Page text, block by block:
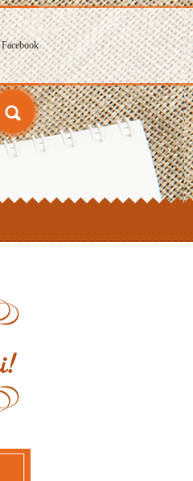
Facebook